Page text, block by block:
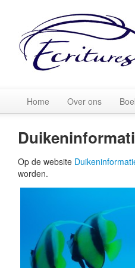
Home Over ons
Op de website
worden.